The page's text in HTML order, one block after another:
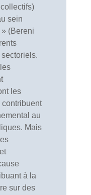
sein
(Bereni
les
au
Mais
à la
sur des